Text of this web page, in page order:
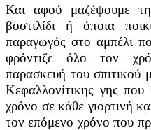
Και αφού μαζέψουμε
βοστιλίδι ή όποια
παραγωγός στο αμπέλι
φρόντιζε όλο τον
παρασκευή του σπιτικού
Κεφαλλονίτικης γης
χρόνο σε κάθε γιορτινή
τον επόμενο χρόνο που